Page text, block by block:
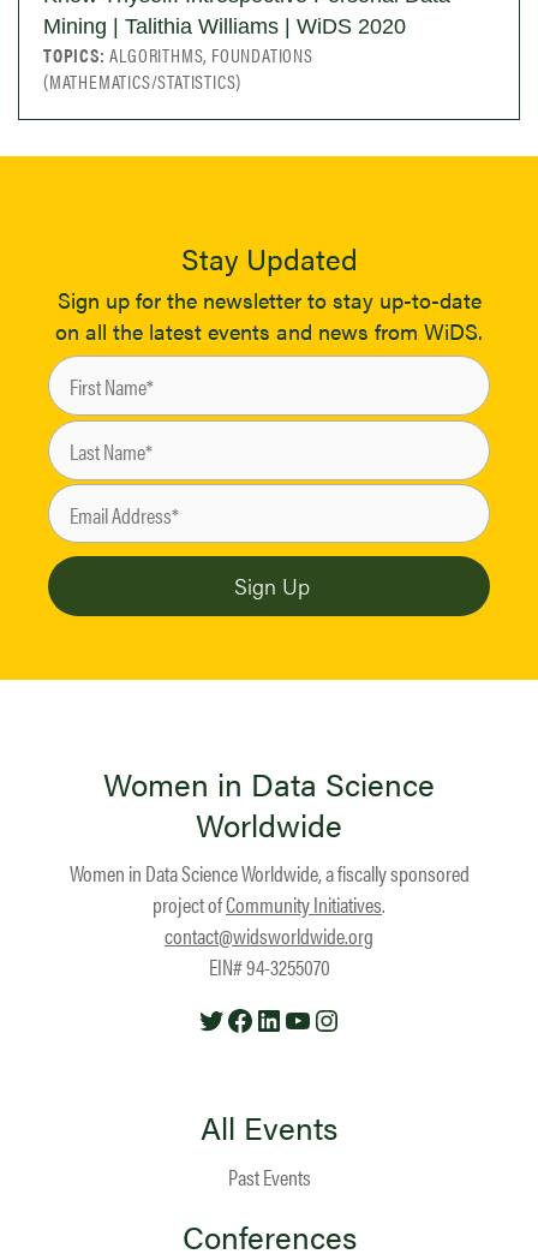
Mining | Talithia Williams | WiDS 2020
TOPICS:ALGORITHMS, FOUNDATIONS
(MATHEMATICS/STATISTICS)
Stay Updated
Sign up for the newsletter to stay up-to-date
on all the latest events and news from WiDS.
Women in Data Science
Worldwide
Women in Data Science Worldwide, a fiscally sponsored
project ofCommunity Initiatives.
contact@widsworldwide.org
EIN# 94-3255070
TwitterFacebook
LinkedIn
YouTube
All Events
Past Events
Conferences